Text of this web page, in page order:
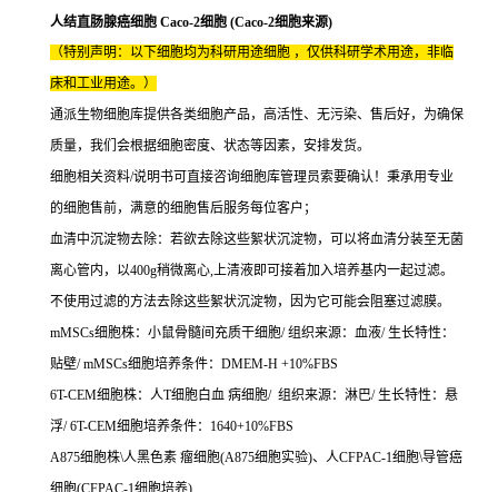
人结直肠腺癌细胞 Caco-2细胞 (Caco-2细胞来源)
（特别声明：以下细胞均为科研用途细胞 ，仅供科研学术用途，非临
床和工业用途。）
通派生物细胞库提供各类细胞产品，高活性、无污染、售后好，为确保
质量，我们会根据细胞密度、状态等因素，安排发货。
细胞相关资料/说明书可直接咨询细胞库管理员索要确认！秉承用专业
的细胞售前，满意的细胞售后服务每位客户；
血清中沉淀物去除：若欲去除这些絮状沉淀物，可以将血清分装至无菌
离心管内，以400g稍微离心,上清液即可接着加入培养基内一起过滤。
不使用过滤的方法去除这些絮状沉淀物，因为它可能会阻塞过滤膜。
mMSCs细胞株：小鼠骨髓间充质干细胞/ 组织来源：血液/ 生长特性：
贴壁/ mMSCs细胞培养条件：DMEM-H +10%FBS
6T-CEM细胞株：人T细胞白血 病细胞/ 组织来源：淋巴/ 生长特性：悬
浮/ 6T-CEM细胞培养条件：1640+10%FBS
A875细胞株\人黑色素 瘤细胞(A875细胞实验)、人CFPAC-1细胞\导管癌
细胞(CFPAC-1细胞培养)